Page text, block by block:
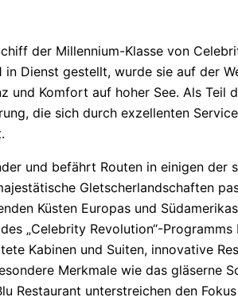
der Millennium-Klasse von
Dienst gestellt, wurde sie auf der
und Komfort auf hoher See. Als Teil
die sich durch exzellenten
und befährt Routen in einigen der
Gletscherlandschaften
Küsten Europas und
„Celebrity Revolution“-
Kabinen und Suiten, innovative
Merkmale wie das gläserne
Restaurant unterstreichen den